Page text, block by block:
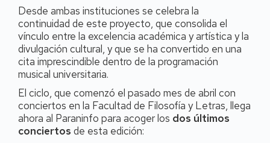
Desde ambas instituciones se celebra la
continuidad de este proyecto, que consolida el
vínculo entre la excelencia académica y artística y la
divulgación cultural, y que se ha convertido en una
cita imprescindible dentro de la programación
musical universitaria.
El ciclo, que comenzó el pasado mes de abril con
conciertos en la Facultad de Filosofía y Letras, llega
ahora al Paraninfo para acoger los dos últimos
conciertos de esta edición: